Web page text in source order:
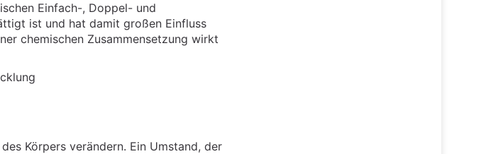
Einfach-, Doppel- und
ist und hat damit großen Einfluss
chemischen Zusammensetzung wirkt
Körpers verändern. Ein Umstand, der